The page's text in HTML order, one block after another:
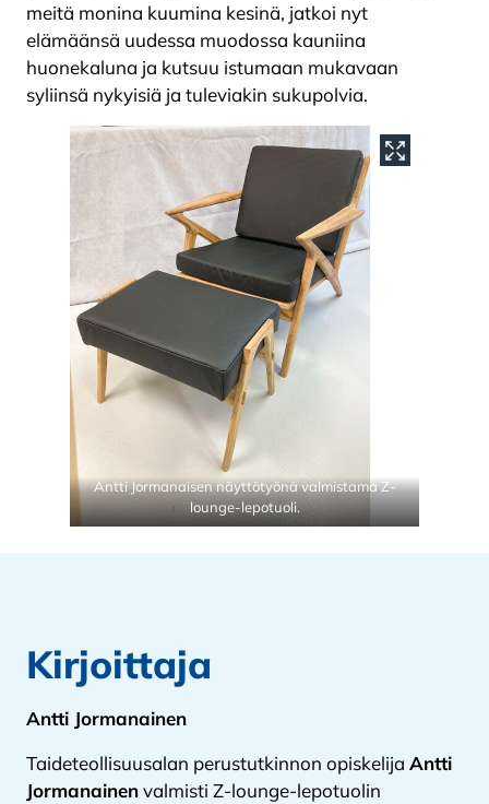
meitä monina kuumina kesinä, jatkoi nyt
elämäänsä uudessa muodossa kauniina
huonekaluna ja kutsuu istumaan mukavaan
syliinsä nykyisiä ja tuleviakin sukupolvia.
Antti Jormanaisen näyttötyönä valmistama Z-
lounge-lepotuoli.
Kirjoittaja
Antti Jormanainen
Taideteollisuusalan perustutkinnon opiskelija Antti
Jormanainenvalmisti Z-lounge-lepotuolin